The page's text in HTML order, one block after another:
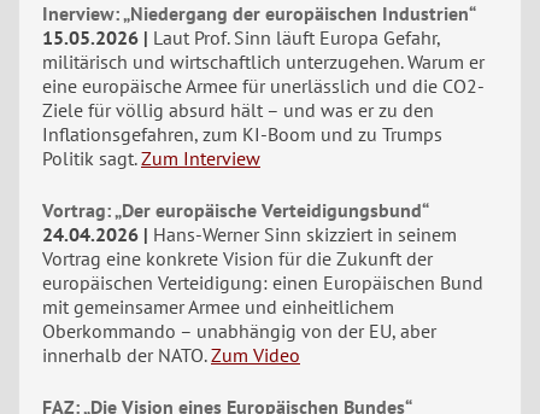
Inerview: „Niedergang der europäischen Industrien“
15.05.2026
Laut Prof. Sinn läuft Europa Gefahr,
militärisch und wirtschaftlich unterzugehen. Warum er
eine europäische Armee für unerlässlich und die CO2-
Ziele für völlig absurd hält – und was er zu den
Inflationsgefahren, zum KI-Boom und zu Trumps
Politik sagt. Zum Interview
Vortrag: „Der europäische Verteidigungsbund“
24.04.2026
Hans-Werner Sinn skizziert in seinem
Vortrag eine konkrete Vision für die Zukunft der
europäischen Verteidigung: einen Europäischen Bund
mit gemeinsamer Armee und einheitlichem
Oberkommando – unabhängig von der EU, aber
innerhalb der NATO. Zum Video
FAZ: „Die Vision eines Europäischen Bundes“